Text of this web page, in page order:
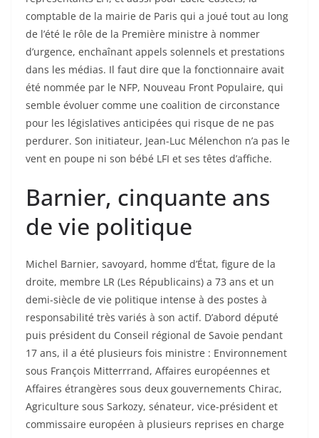
comptable de la mairie de Paris qui a joué tout au long
de l’été le rôle de la Première ministre à nommer
d’urgence, enchaînant appels solennels et prestations
dans les médias. Il faut dire que la fonctionnaire avait
été nommée par le NFP, Nouveau Front Populaire, qui
semble évoluer comme une coalition de circonstance
pour les législatives anticipées qui risque de ne pas
perdurer. Son initiateur, Jean-Luc Mélenchon n’a pas le
vent en poupe ni son bébé LFI et ses têtes d’affiche.
Barnier, cinquante ans
de vie politique
Michel Barnier, savoyard, homme d’État, figure de la
droite, membre LR (Les Républicains) a 73 ans et un
demi-siècle de vie politique intense à des postes à
responsabilité très variés à son actif. D’abord député
puis président du Conseil régional de Savoie pendant
17 ans, il a été plusieurs fois ministre : Environnement
sous François Mitterrrand, Affaires européennes et
Affaires étrangères sous deux gouvernements Chirac,
Agriculture sous Sarkozy, sénateur, vice-président et
commissaire européen à plusieurs reprises en charge